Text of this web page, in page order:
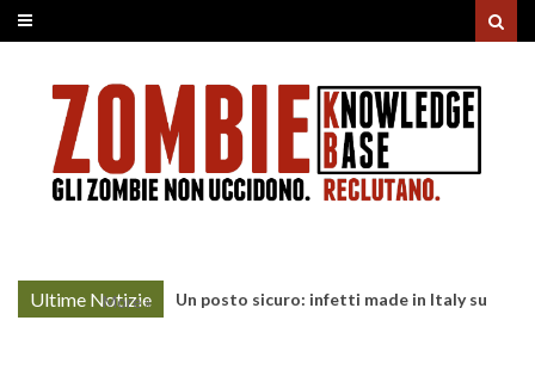
Ultime Notizie
More »
Un posto sicuro: infetti made in Italy su